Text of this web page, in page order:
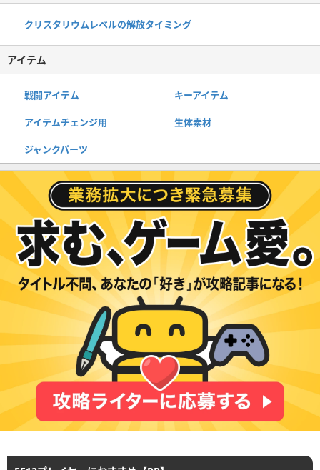
クリスタリウムレベルの解放タイミング
アイテム
戦闘アイテム キーアイテム
アイテムチェンジ用 生体素材
ジャンクパーツ